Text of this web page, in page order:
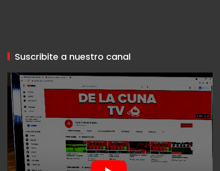
Suscribite a nuestro canal